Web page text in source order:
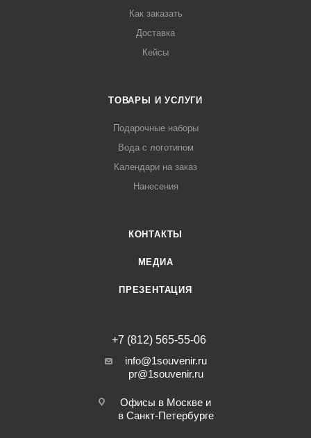
Как заказать
Доставка
Кейсы
ТОВАРЫ И УСЛУГИ
Подарочные наборы
Вода с логотипом
Календари на заказ
Нанесения
КОНТАКТЫ
МЕДИА
ПРЕЗЕНТАЦИЯ
+7 (812) 565-55-06
info@1souvenir.ru
pr@1souvenir.ru
Офисы в Москве и
в Санкт-Петербурге